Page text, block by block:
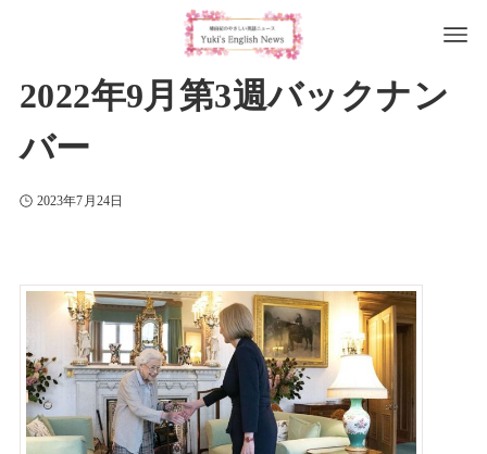
2022年9月第3週バックナン
バー
2023年7月24日